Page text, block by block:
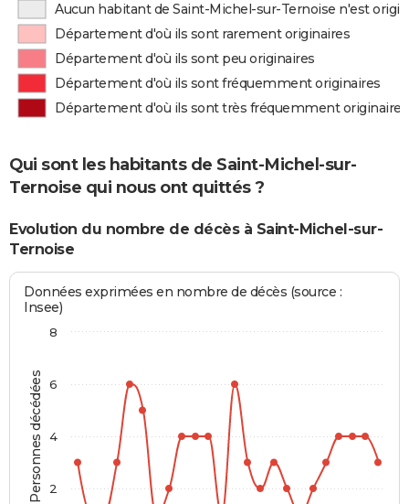
Aucun habitant de Saint-Michel-sur-Ternoise n'est
Département d'où ils sont rarement originaires
Département d'où ils sont peu originaires
Département d'où ils sont fréquemment originaires
Département d'où ils sont très fréquemment originaires
Qui sont les habitants de Saint-Michel-sur-
Ternoise qui nous ont quittés ?
Evolution du nombre de décès à Saint-Michel-sur-
Ternoise
Personnes décédées
Données exprimées en nombre de décès (source :
Insee)
2
4
6
8